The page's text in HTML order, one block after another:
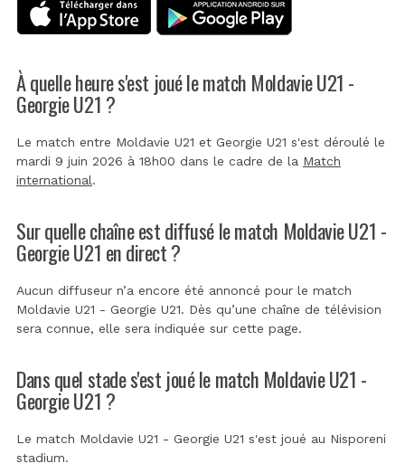
À quelle heure s'est joué le match Moldavie U21 -
Georgie U21 ?
Le match entre Moldavie U21 et Georgie U21 s'est déroulé le
mardi 9 juin 2026 à 18h00 dans le cadre de la Match
international.
Sur quelle chaîne est diffusé le match Moldavie U21 -
Georgie U21 en direct ?
Aucun diffuseur n’a encore été annoncé pour le match
Moldavie U21 - Georgie U21. Dès qu’une chaîne de télévision
sera connue, elle sera indiquée sur cette page.
Dans quel stade s'est joué le match Moldavie U21 -
Georgie U21 ?
Le match Moldavie U21 - Georgie U21 s'est joué au Nisporeni
stadium.